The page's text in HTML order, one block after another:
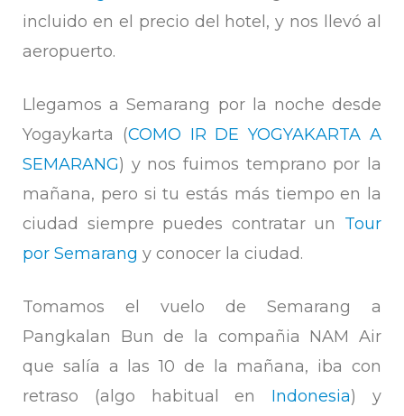
incluido en el precio del hotel, y nos llevó al
aeropuerto.
Llegamos a Semarang por la noche desde
Yogaykarta (COMO IR DE YOGYAKARTA A
SEMARANG) y nos fuimos temprano por la
mañana, pero si tu estás más tiempo en la
ciudad siempre puedes contratar un Tour
por Semarang y conocer la ciudad.
Tomamos el vuelo de Semarang a
Pangkalan Bun de la compañia NAM Air
que salía a las 10 de la mañana, iba con
retraso (algo habitual en Indonesia) y